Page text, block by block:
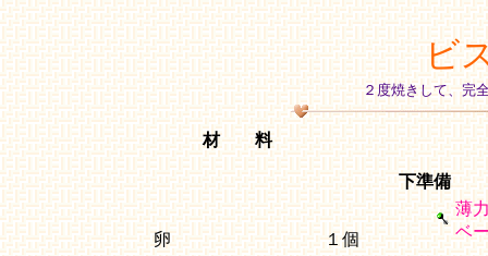
ビ
２度焼きして、完
材 料
卵
１個
下準備
薄
ベ